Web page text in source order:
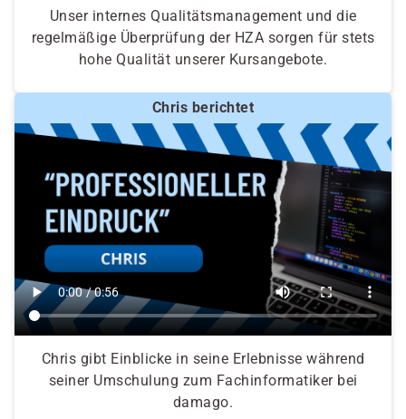
Unser internes Qualitätsmanagement und die
regelmäßige Überprüfung der HZA sorgen für stets
hohe Qualität unserer Kursangebote.
Chris berichtet
Chris gibt Einblicke in seine Erlebnisse während
seiner Umschulung zum Fachinformatiker bei
damago.